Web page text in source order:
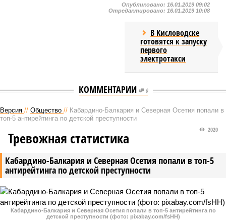
Опубликовано: 16.01.2019 09:02
Отредактировано: 16.01.2019 10:08
В Кисловодске
готовятся к запуску
первого
электротакси
КОММЕНТАРИИ 0
Версия // Общество // Кабардино-Балкария и Северная Осетия попали в
топ-5 антирейтинга по детской преступности
Кабардино-Балкария и Северная Осетия попали в топ-5
антирейтинга по детской преступности
2020
Тревожная статистика
Кабардино-Балкария и Северная Осетия попали в топ-5 антирейтинга по
детской преступности (фото: pixabay.com/fsHH)